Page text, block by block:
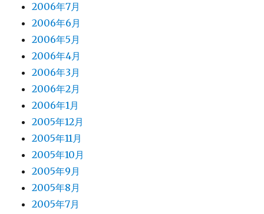
2006年7月
2006年6月
2006年5月
2006年4月
2006年3月
2006年2月
2006年1月
2005年12月
2005年11月
2005年10月
2005年9月
2005年8月
2005年7月